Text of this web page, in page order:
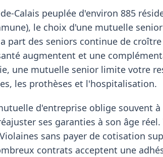
Calais peuplée d'environ 885
le choix d'une mutuelle
part des seniors continue de
augmentent et une
une mutuelle senior limite votre
les prothèses et l'hospitalisation.
d'entreprise oblige souvent
ses garanties à son âge réel.
sans payer de cotisation
contrats acceptent une